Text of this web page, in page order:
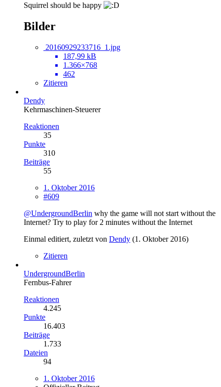
Squirrel should be happy
Bilder
20160929233716_1.jpg
187,99 kB
1.366×768
462
Zitieren
Dendy
Kehrmaschinen-Steuerer
Reaktionen
35
Punkte
310
Beiträge
55
1. Oktober 2016
#609
@UndergroundBerlin why the game will not start without the
Internet? Try to play for 2 minutes without the Internet
Einmal editiert, zuletzt von Dendy (1. Oktober 2016)
Zitieren
UndergroundBerlin
Fernbus-Fahrer
Reaktionen
4.245
Punkte
16.403
Beiträge
1.733
Dateien
94
1. Oktober 2016